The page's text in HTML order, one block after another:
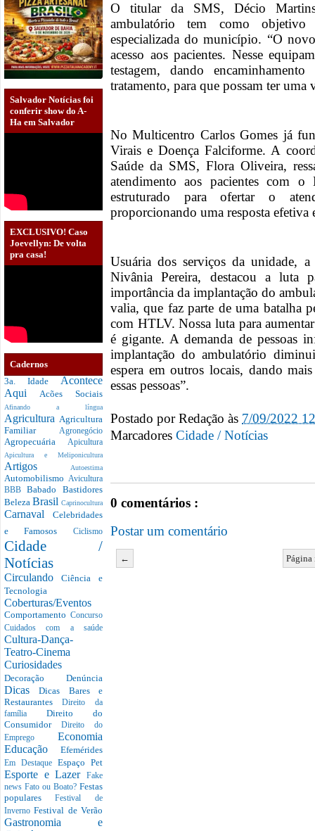
Salvador Notícias foi
conferir show do A-
Ha em Salvador
EXCLUSIVO! Caso
Joevellyn: De volta
pra casa!
Cadernos
3a. Idade Acontece
Aqui Acões Sociais
Afinando a língua
Agricultura Agricultura
Familiar Agronegócio
Agropecuária Apicultura
Apicultura e Meliponicultura
Artigos Autoestima
Automobilismo Avicultura
BBBBabado Bastidores
Beleza Brasil Caprinocultura
Carnaval Celebridades
e Famosos Ciclismo
Cidade /
Notícias
CirculandoCiência e
Tecnologia
Coberturas/Eventos
Comportamento Concurso
Cuidados com a saúde
Cultura-Dança-
Teatro-Cinema
Curiosidades
Decoração Denúncia
DicasDicas Bares e
RestaurantesDireito da
família Direito do
Consumidor Direito do
Emprego Economia
Educação Efemérides
Em Destaque Espaço Pet
Esporte e Lazer
Fake
news Fato ou Boato? Festas
popularesFestival de
InvernoFestival de Verão
Gastronomia e
O titular da SMS, Décio
ambulatório tem como
especializada do município. “O
acesso aos pacientes. Nesse
testagem, dando
tratamento, para que possam ter
No Multicentro Carlos Gomes já
Virais e Doença Falciforme. A
Saúde da SMS, Flora Oliveira,
atendimento aos pacientes com
estruturado para ofertar o
proporcionando uma resposta
Usuária dos serviços da unidade,
Nivânia Pereira, destacou a luta
importância da implantação do
valia, que faz parte de uma batalha
com HTLV. Nossa luta para
é gigante. A demanda de pessoas
implantação do ambulatório
espera em outros locais, dando
essas pessoas”.
Postado porRedação às 7/09/2022
Marcadores Cidade / Notícias
0 comentários :
Postar um comentário
←